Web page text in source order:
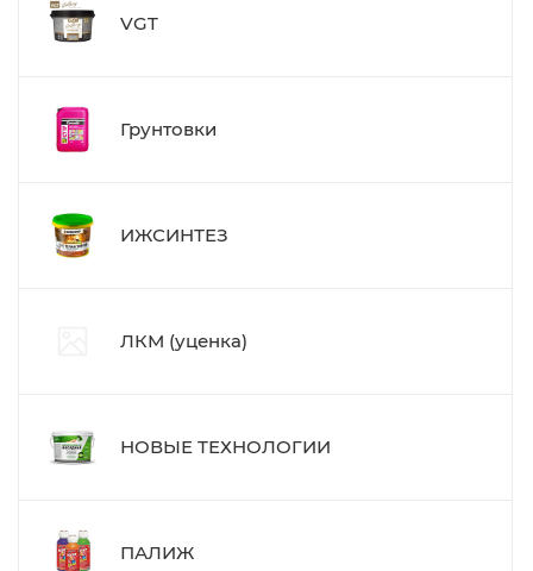
VGT
Грунтовки
ИЖСИНТЕЗ
ЛКМ (уценка)
НОВЫЕ ТЕХНОЛОГИИ
ПАЛИЖ